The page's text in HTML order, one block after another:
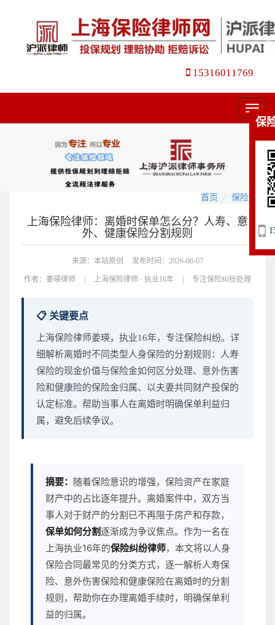
15316011769
菜
单
首页 保险纠纷
上海保险律师：离婚时保单怎么分？人寿、意
外、健康保险分割规则
来源：本站原创 发布时间：2026-06-07
作者： 姜瑛律师 | 上海保险律师 · 执业16年 | 专注保险纠纷处理
📋 关键要点
上海保险律师姜瑛，执业16年，专注保险纠纷。详
细解析离婚时不同类型人身保险的分割规则：人寿
保险的现金价值与保险金如何区分处理、意外伤害
险和健康险的保险金归属、以夫妻共同财产投保的
认定标准。帮助当事人在离婚时明确保单利益归
属，避免后续争议。
摘要： 随着保险意识的增强，保险资产在家庭
财产中的占比逐年提升。离婚案件中，双方当
事人对于财产的分割已不再限于房产和存款，
保单如何分割逐渐成为争议焦点。作为一名在
上海执业16年的保险纠纷律师，本文将以人身
保险合同最常见的分类方式，逐一解析人寿保
险、意外伤害保险和健康保险在离婚时的分割
规则，帮助你在办理离婚手续时，明确保单利
益的归属。
保